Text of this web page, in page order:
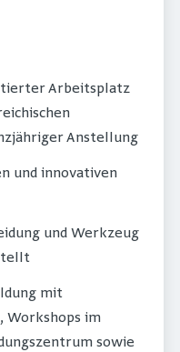
Arbeitsplatz
Anstellung
und innovativen
und Werkzeug
mit
Workshops im
sowie